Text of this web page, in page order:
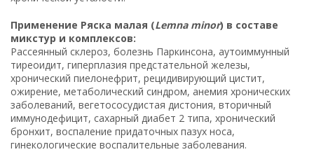
Применение Ряска малая (Lemna minor) в составе
микстур и комплексов:
Рассеянный склероз, болезнь Паркинсона, аутоиммунный
тиреоидит, гиперплазия предстательной железы,
хронический пиелонефрит, рецидивирующий цистит,
ожирение, метаболический синдром, анемия хронических
заболеваний, вегетососудистая дистония, вторичный
иммунодефицит, сахарный диабет 2 типа, хронический
бронхит, воспаление придаточных пазух носа,
гинекологические воспалительные заболевания.